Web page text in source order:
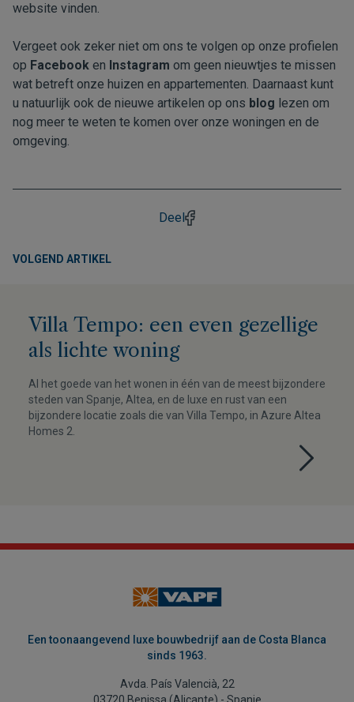
website vinden.
Vergeet ook zeker niet om ons te volgen op onze profielen
op Facebook en Instagram om geen nieuwtjes te missen
wat betreft onze huizen en appartementen. Daarnaast kunt
u natuurlijk ook de nieuwe artikelen op ons blog lezen om
nog meer te weten te komen over onze woningen en de
omgeving.
Deel
VOLGEND ARTIKEL
Villa Tempo: een even gezellige
als lichte woning
Al het goede van het wonen in één van de meest bijzondere
steden van Spanje, Altea, en de luxe en rust van een
bijzondere locatie zoals die van Villa Tempo, in Azure Altea
Homes 2.
Een toonaangevend luxe bouwbedrijf aan de Costa Blanca
sinds 1963.
Avda. País Valencià, 22